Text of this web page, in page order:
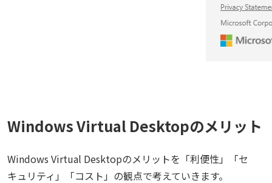
Windows Virtual Desktopのメリット
Windows Virtual Desktopのメリットを「利便性」「セ
キュリティ」「コスト」の観点で考えていきます。